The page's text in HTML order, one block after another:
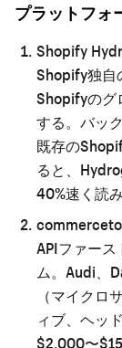
プラットフォ
Shopify
Shopify独自
Shopifyのグ
する。バッ
既存の
ると、
40%速く読
APIファー
ム。Audi、
（マイクロ
ィブ、ヘッ
$2,000〜